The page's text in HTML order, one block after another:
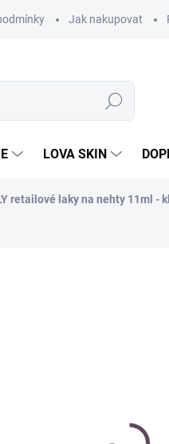
Jak nakupovat
Hledat
LOVA SKIN
retailové laky na nehty 11ml -